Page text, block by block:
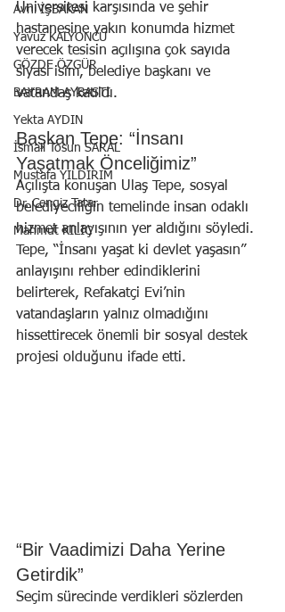
Avni İŞBAKAN
Yavuz KALYONCU
GÖZDE ÖZGÜR
BAYRAM AYBASTI
Yekta AYDIN
İsmail Tosun SARAL
Mustafa YILDIRIM
Dr. Cengiz Tatar
Mahmut KILIÇ
Üniversitesi karşısında ve şehir
hastanesine yakın konumda hizmet
verecek tesisin açılışına çok sayıda
siyasi isim, belediye başkanı ve
vatandaş katıldı.
Başkan Tepe: “İnsanı
Yaşatmak Önceliğimiz”
Açılışta konuşan Ulaş Tepe, sosyal
belediyeciliğin temelinde insan odaklı
hizmet anlayışının yer aldığını söyledi.
Tepe, “İnsanı yaşat ki devlet yaşasın”
anlayışını rehber edindiklerini
belirterek, Refakatçi Evi’nin
vatandaşların yalnız olmadığını
hissettirecek önemli bir sosyal destek
projesi olduğunu ifade etti.
“Bir Vaadimizi Daha Yerine
Getirdik”
Seçim sürecinde verdikleri sözlerden